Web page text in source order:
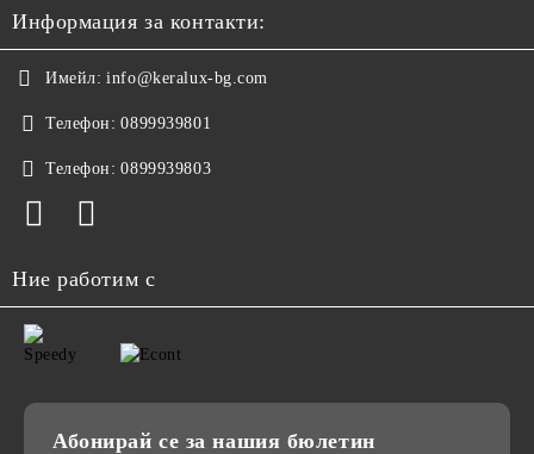
Информация за контакти:
Имейл: info@keralux-bg.com
Телефон: 0899939801
Телефон: 0899939803
Ние работим с
Абонирай се за нашия бюлетин